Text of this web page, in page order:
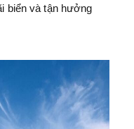
biển và tận hưởng